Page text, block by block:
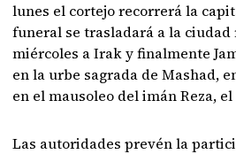
lunes el cortejo recorrerá la
funeral se trasladará a la ciudad
miércoles a Irak y finalmente
en la urbe sagrada de Mashad,
en el mausoleo del imán Reza,
Las autoridades prevén la